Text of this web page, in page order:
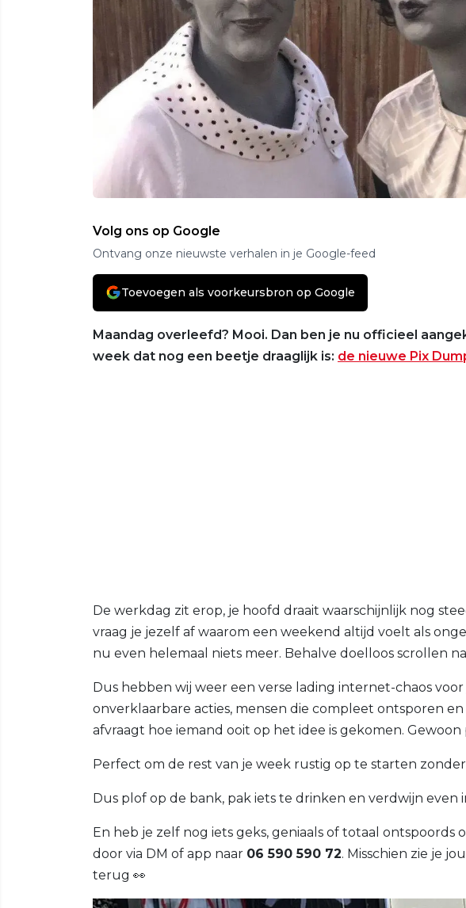
Volg ons op Google
Ontvang onze nieuwste verhalen in je Google-feed
Toevoegen als voorkeursbron op Google
Maandag overleefd? Mooi. Dan ben je nu officieel
week dat nog een beetje draaglijk is: de nieuwe Pix
De werkdag zit erop, je hoofd draait waarschijnlijk nog
vraag je jezelf af waarom een weekend altijd voelt als
nu even helemaal niets meer. Behalve doelloos scrollen
Dus hebben wij weer een verse lading internet-chaos voor
onverklaarbare acties, mensen die compleet ontsporen
afvraagt hoe iemand ooit op het idee is gekomen.
Perfect om de rest van je week rustig op te starten
Dus plof op de bank, pak iets te drinken en verdwijn even
En heb je zelf nog iets geks, geniaals of totaal ontspoords
door via DM of app naar 06 590 590 72. Misschien zie je
terug 👀